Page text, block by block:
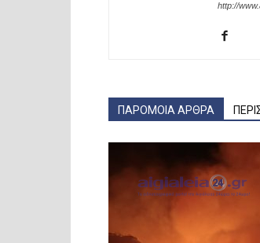
http://
ΠΑΡΟΜΟΙΑ ΑΡΘΡΑ